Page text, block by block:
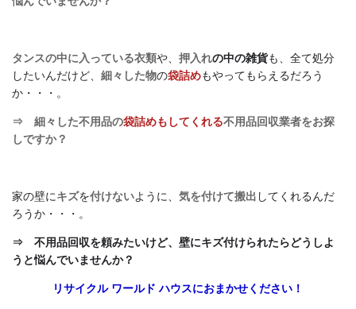
タンスの中に入っている衣類や、 押入れの中の雑貨も、全て処分
したいんだけど、 細々した物の袋詰めもやってもらえるだろう
か・・・。
⇒ 細々した不用品の袋詰めもしてくれる不用品回収業者をお探
しですか？
家の壁にキズを付けないように、 気を付けて搬出 してくれるんだ
ろうか・・・。
⇒ 不用品回収を頼みたいけど、壁にキズ付けられたらどうしよ
うと悩んでいませんか？
リサイクル ワールド ハウスにおまかせください！